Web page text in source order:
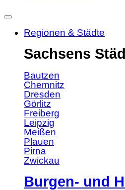
Regionen & Städte
Sachsens
Bautzen
Chemnitz
Dresden
Görlitz
Freiberg
Leipzig
Meißen
Plauen
Pirna
Zwickau
Burgen- und